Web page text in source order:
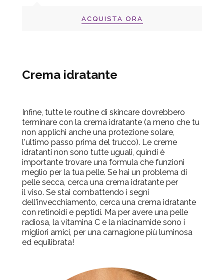
ACQUISTA ORA
Crema idratante
Infine, tutte le routine di skincare dovrebbero
terminare con la crema idratante (a meno che tu
non applichi anche una protezione solare,
l'ultimo passo prima del trucco). Le creme
idratanti non sono tutte uguali, quindi è
importante trovare una formula che funzioni
meglio per la tua pelle. Se hai un problema di
pelle secca, cerca una crema idratante per
il viso. Se stai combattendo i segni
dell'invecchiamento, cerca una crema idratante
con retinoidi e peptidi. Ma per avere una pelle
radiosa, la vitamina C e la niacinamide sono i
migliori amici, per una carnagione più luminosa
ed equilibrata!